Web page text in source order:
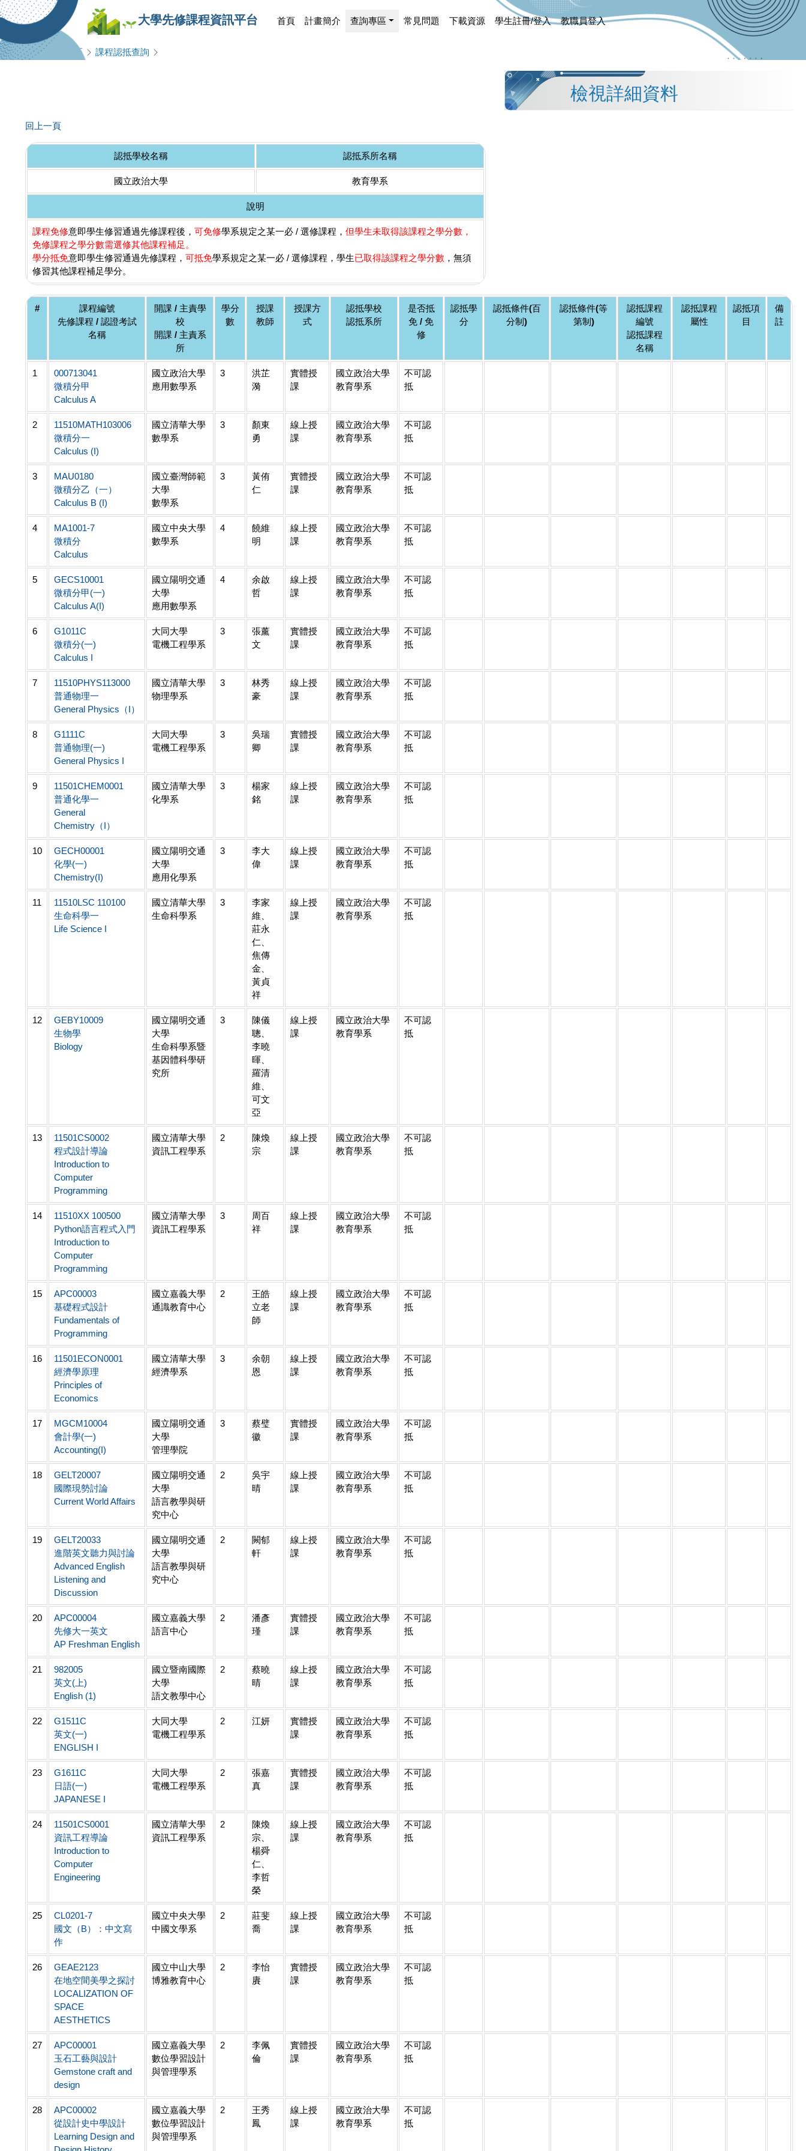
大學先修課程資訊平台 首頁 計畫簡介 查詢專區 常見問題 下載資源 學生註冊/登入 教職員登入
查詢專區 課程認抵查詢
檢視詳細資料
回上一頁
認抵學校名稱 認抵系所名稱
國立政治大學 教育學系
說明
課程免修意即學生修習通過先修課程後， 可免修學系規定之某一必 / 選修課程， 但學生未取得該課程之學分數，
免修課程之學分數需選修其他課程補足。
學分抵免意即學生修習通過先修課程， 可抵免學系規定之某一必 / 選修課程，學生已取得該課程之學分數 ，無須
修習其他課程補足學分。
#
課程編號
先修課程 / 認證考試
名稱
開課 / 主責學
校
開課 / 主責系
所
學分
數
授課
教師
授課方
式
認抵學校
認抵系所
是否抵
免 / 免
修
認抵學
分
認抵條件(百
分制)
認抵條件(等
第制)
認抵課程
編號
認抵課程
名稱
認抵課程
屬性
認抵項
目
備
註
1
000713041
微積分甲
Calculus A
國立政治大學
應用數學系
3
洪芷
漪
實體授
課
國立政治大學
教育學系
不可認
抵
2
11510MATH103006
微積分一
Calculus (I)
國立清華大學
數學系
3
顏東
勇
線上授
課
國立政治大學
教育學系
不可認
抵
3
MAU0180
微積分乙（一）
Calculus B (I)
國立臺灣師範
大學
數學系
3
黃侑
仁
實體授
課
國立政治大學
教育學系
不可認
抵
4
MA1001-7
微積分
Calculus
國立中央大學
數學系
4
饒維
明
線上授
課
國立政治大學
教育學系
不可認
抵
5
GECS10001
微積分甲(一)
Calculus A(I)
國立陽明交通
大學
應用數學系
4
余啟
哲
線上授
課
國立政治大學
教育學系
不可認
抵
6
G1011C
微積分(一)
Calculus I
大同大學
電機工程學系
3
張薰
文
實體授
課
國立政治大學
教育學系
不可認
抵
7
11510PHYS113000
普通物理一
General Physics（I）
國立清華大學
物理學系
3
林秀
豪
線上授
課
國立政治大學
教育學系
不可認
抵
8
G1111C
普通物理(一)
General Physics I
大同大學
電機工程學系
3
吳瑞
卿
實體授
課
國立政治大學
教育學系
不可認
抵
9
11501CHEM0001
普通化學一
General
Chemistry（I）
國立清華大學
化學系
3
楊家
銘
線上授
課
國立政治大學
教育學系
不可認
抵
10
GECH00001
化學(一)
Chemistry(I)
國立陽明交通
大學
應用化學系
3
李大
偉
線上授
課
國立政治大學
教育學系
不可認
抵
11
11510LSC 110100
生命科學一
Life Science I
國立清華大學
生命科學系
3
李家
維、
莊永
仁、
焦傳
金、
黃貞
祥
線上授
課
國立政治大學
教育學系
不可認
抵
12
GEBY10009
生物學
Biology
國立陽明交通
大學
生命科學系暨
基因體科學研
究所
3
陳儀
聰、
李曉
暉、
羅清
維、
可文
亞
線上授
課
國立政治大學
教育學系
不可認
抵
13
11501CS0002
程式設計導論
Introduction to
Computer
Programming
國立清華大學
資訊工程學系
2
陳煥
宗
線上授
課
國立政治大學
教育學系
不可認
抵
14
11510XX 100500
Python語言程式入門
Introduction to
Computer
Programming
國立清華大學
資訊工程學系
3
周百
祥
線上授
課
國立政治大學
教育學系
不可認
抵
15
APC00003
基礎程式設計
Fundamentals of
Programming
國立嘉義大學
通識教育中心
2
王皓
立老
師
線上授
課
國立政治大學
教育學系
不可認
抵
16
11501ECON0001
經濟學原理
Principles of
Economics
國立清華大學
經濟學系
3
余朝
恩
線上授
課
國立政治大學
教育學系
不可認
抵
17
MGCM10004
會計學(一)
Accounting(I)
國立陽明交通
大學
管理學院
3
蔡璧
徽
實體授
課
國立政治大學
教育學系
不可認
抵
18
GELT20007
國際現勢討論
Current World Affairs
國立陽明交通
大學
語言教學與研
究中心
2
吳宇
晴
線上授
課
國立政治大學
教育學系
不可認
抵
19
GELT20033
進階英文聽力與討論
Advanced English
Listening and
Discussion
國立陽明交通
大學
語言教學與研
究中心
2
闕郁
軒
線上授
課
國立政治大學
教育學系
不可認
抵
20
APC00004
先修大一英文
AP Freshman English
國立嘉義大學
語言中心
2
潘彥
瑾
實體授
課
國立政治大學
教育學系
不可認
抵
21
982005
英文(上)
English (1)
國立暨南國際
大學
語文教學中心
2
蔡曉
晴
線上授
課
國立政治大學
教育學系
不可認
抵
22
G1511C
英文(一)
ENGLISH I
大同大學
電機工程學系
2 江妍
實體授
課
國立政治大學
教育學系
不可認
抵
23
G1611C
日語(一)
JAPANESE I
大同大學
電機工程學系
2
張嘉
真
實體授
課
國立政治大學
教育學系
不可認
抵
24
11501CS0001
資訊工程導論
Introduction to
Computer
Engineering
國立清華大學
資訊工程學系
2
陳煥
宗、
楊舜
仁、
李哲
榮
線上授
課
國立政治大學
教育學系
不可認
抵
25
CL0201-7
國文（B）：中文寫
作
國立中央大學
中國文學系
2
莊斐
喬
線上授
課
國立政治大學
教育學系
不可認
抵
26
GEAE2123
在地空間美學之探討
LOCALIZATION OF
SPACE
AESTHETICS
國立中山大學
博雅教育中心
2
李怡
賡
實體授
課
國立政治大學
教育學系
不可認
抵
27
APC00001
玉石工藝與設計
Gemstone craft and
design
國立嘉義大學
數位學習設計
與管理學系
2
李佩
倫
實體授
課
國立政治大學
教育學系
不可認
抵
28
APC00002
從設計史中學設計
Learning Design and
國立嘉義大學
數位學習設計
與管理學系
2
王秀
鳳
線上授
課
國立政治大學
教育學系
不可認
抵